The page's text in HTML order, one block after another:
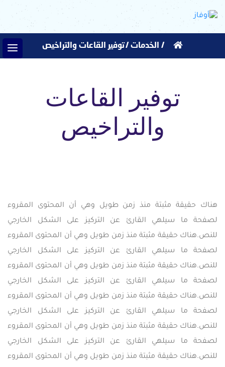
/ الخدمات /توفير القاعات والتراخيص
توفير القاعات
والتراخيص
هناك حقيقة مثبتة منذ زمن طويل وهي أن المحتوى المقروء
لصفحة ما سيلهي القارئ عن التركيز على الشكل الخارجي
للنص.هناك حقيقة مثبتة منذ زمن طويل وهي أن المحتوى المقروء
لصفحة ما سيلهي القارئ عن التركيز على الشكل الخارجي
للنص.هناك حقيقة مثبتة منذ زمن طويل وهي أن المحتوى المقروء
لصفحة ما سيلهي القارئ عن التركيز على الشكل الخارجي
للنص.هناك حقيقة مثبتة منذ زمن طويل وهي أن المحتوى المقروء
لصفحة ما سيلهي القارئ عن التركيز على الشكل الخارجي
للنص.هناك حقيقة مثبتة منذ زمن طويل وهي أن المحتوى المقروء
لصفحة ما سيلهي القارئ عن التركيز على الشكل الخارجي
للنص.هناك حقيقة مثبتة منذ زمن طويل وهي أن المحتوى المقروء